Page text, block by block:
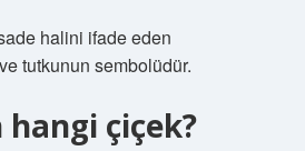
halini ifade eden
tutkunun sembolüdür.
hangi çiçek?